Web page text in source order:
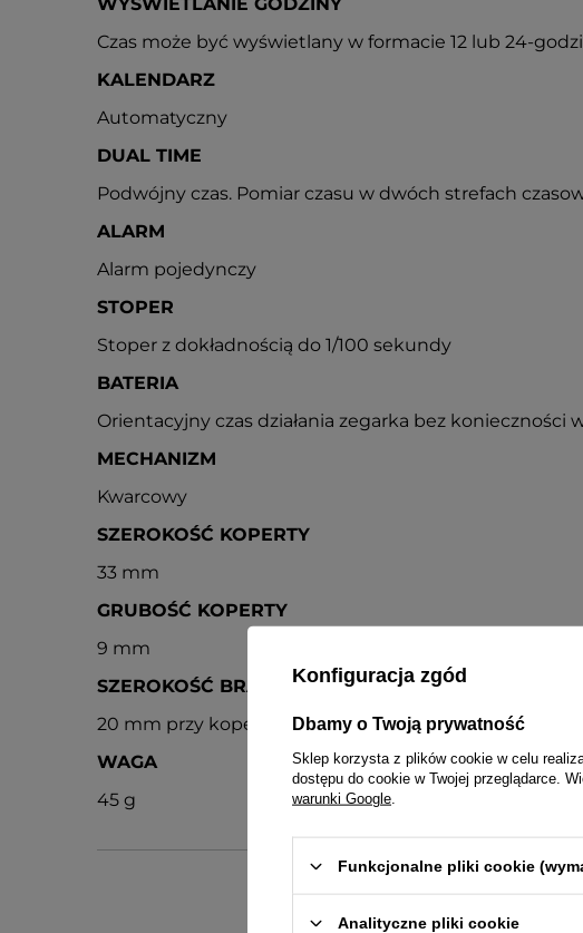
Czas może być wyświetlany w formacie 12 lub 24-
KALENDARZ
Automatyczny
DUAL TIME
Podwójny czas. Pomiar czasu w dwóch strefach
ALARM
Alarm pojedynczy
STOPER
Stoper z dokładnością do 1/100 sekundy
BATERIA
Orientacyjny czas działania zegarka bez konieczności
MECHANIZM
Kwarcowy
SZEROKOŚĆ KOPERTY
33 mm
GRUBOŚĆ KOPERTY
9 mm
SZEROKOŚĆ BRANSOLETY
20 mm przy kopercie, w dalszej części zwężana do 15
WAGA
45 g
Konfiguracja zgód
Dbamy o Twoją prywatność
Sklep korzysta z plików cookie w celu
dostępu do cookie w Twojej przeglądarce.
warunki Google
Funkcjonalne pliki cookie
Analityczne pliki cookie